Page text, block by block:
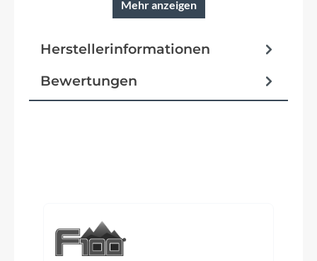
Rahmen
Mehr anzeigen
Herstellerinformationen
Bewertungen